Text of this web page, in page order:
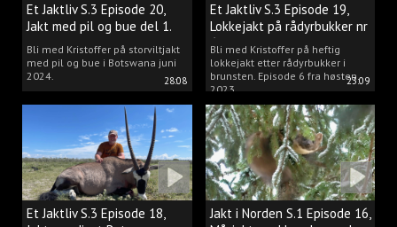
28:08
Et Jaktliv S.3 Episode 20,
Jakt med pil og bue del 1.
Bli med Kristoffer på storviltjakt
med pil og bue i Botswana juni
2024.
23:09
Et Jaktliv S.3 Episode 19,
Lokkejakt på rådyrbukker nr
6
Bli med Kristoffer på heftig
lokkejakt etter rådyrbukker i
brunsten. Episode 6 fra høsten
2023.
Et Jaktliv S.3 Episode 18,
Jakt i Norden S.1 Episode 16,